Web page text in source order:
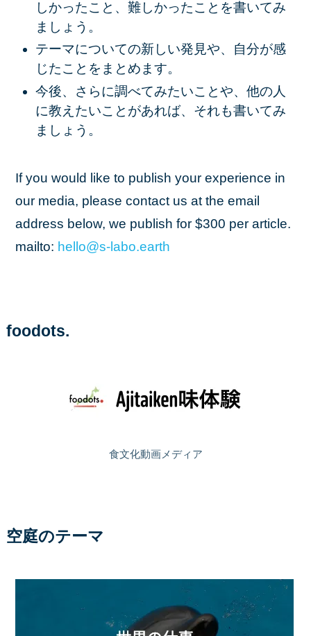
しかったこと、難しかったことを書いてみ
ましょう。
テーマについての新しい発見や、自分が感
じたことをまとめます。
今後、さらに調べてみたいことや、他の人
に教えたいことがあれば、それも書いてみ
ましょう。
If you would like to publish your experience in
our media, please contact us at the email
address below, we publish for $300 per article.
mailto: hello@s-labo.earth
foodots.
食文化動画メディア
空庭のテーマ